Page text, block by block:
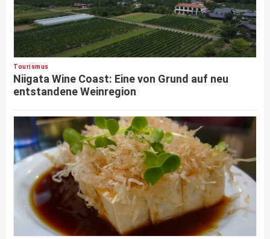
Tourismus
Niigata Wine Coast: Eine von Grund auf neu
entstandene Weinregion